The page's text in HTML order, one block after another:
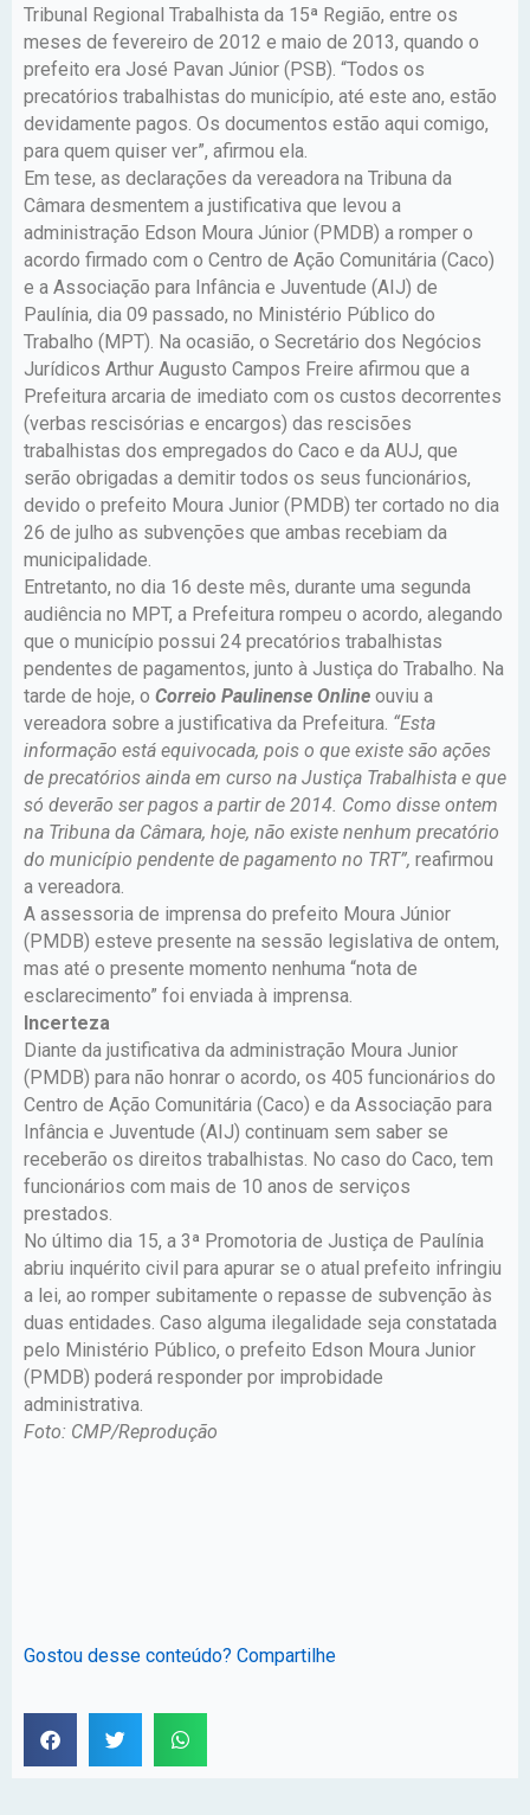
Tribunal Regional Trabalhista da 15ª Região, entre os
meses de fevereiro de 2012 e maio de 2013, quando o
prefeito era José Pavan Júnior (PSB). “Todos os
precatórios trabalhistas do município, até este ano, estão
devidamente pagos. Os documentos estão aqui comigo,
para quem quiser ver”, afirmou ela.
Em tese, as declarações da vereadora na Tribuna da
Câmara desmentem a justificativa que levou a
administração Edson Moura Júnior (PMDB) a romper o
acordo firmado com o Centro de Ação Comunitária (Caco)
e a Associação para Infância e Juventude (AIJ) de
Paulínia, dia 09 passado, no Ministério Público do
Trabalho (MPT). Na ocasião, o Secretário dos Negócios
Jurídicos Arthur Augusto Campos Freire afirmou que a
Prefeitura arcaria de imediato com os custos decorrentes
(verbas rescisórias e encargos) das rescisões
trabalhistas dos empregados do Caco e da AUJ, que
serão obrigadas a demitir todos os seus funcionários,
devido o prefeito Moura Junior (PMDB) ter cortado no dia
26 de julho as subvenções que ambas recebiam da
municipalidade.
Entretanto, no dia 16 deste mês, durante uma segunda
audiência no MPT, a Prefeitura rompeu o acordo, alegando
que o município possui 24 precatórios trabalhistas
pendentes de pagamentos, junto à Justiça do Trabalho. Na
tarde de hoje, o Correio Paulinense Online ouviu a
vereadora sobre a justificativa da Prefeitura. “Esta
informação está equivocada, pois o que existe são ações
de precatórios ainda em curso na Justiça Trabalhista e que
só deverão ser pagos a partir de 2014. Como disse ontem
na Tribuna da Câmara, hoje, não existe nenhum precatório
do município pendente de pagamento no TRT”, reafirmou
a vereadora.
A assessoria de imprensa do prefeito Moura Júnior
(PMDB) esteve presente na sessão legislativa de ontem,
mas até o presente momento nenhuma “nota de
esclarecimento” foi enviada à imprensa.
Incerteza
Diante da justificativa da administração Moura Junior
(PMDB) para não honrar o acordo, os 405 funcionários do
Centro de Ação Comunitária (Caco) e da Associação para
Infância e Juventude (AIJ) continuam sem saber se
receberão os direitos trabalhistas. No caso do Caco, tem
funcionários com mais de 10 anos de serviços
prestados.
No último dia 15, a 3ª Promotoria de Justiça de Paulínia
abriu inquérito civil para apurar se o atual prefeito infringiu
a lei, ao romper subitamente o repasse de subvenção às
duas entidades. Caso alguma ilegalidade seja constatada
pelo Ministério Público, o prefeito Edson Moura Junior
(PMDB) poderá responder por improbidade
administrativa.
Foto: CMP/Reprodução
Gostou desse conteúdo? Compartilhe